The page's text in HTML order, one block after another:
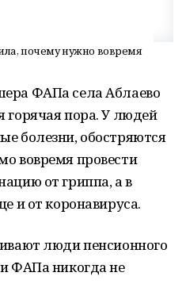
почему нужно вовремя
ФАПа села Аблаево
горячая пора. У людей
болезни, обостряются
вовремя провести
от гриппа, а в
и от коронавируса.
люди пенсионного
ФАПа никогда не